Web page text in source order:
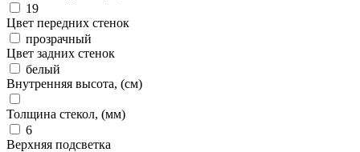
19
Цвет передних стенок
прозрачный
Цвет задних стенок
белый
Внутренняя высота, (см)
Толщина стекол, (мм)
6
Верхняя подсветка